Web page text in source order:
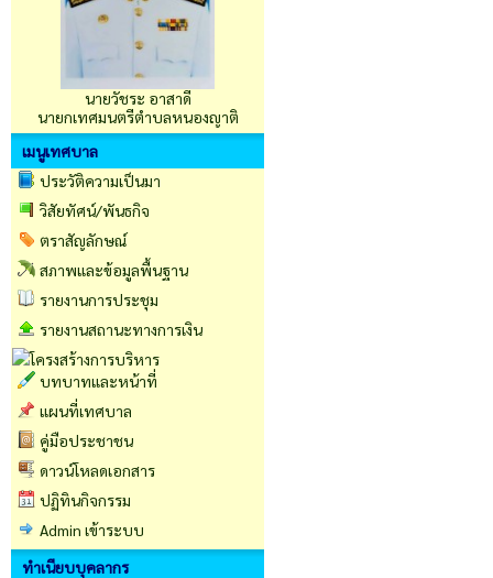
นายวัชระ อาสาดี
นายกเทศมนตรีตำบลหนองญาติ
เมนูเทศบาล
ประวัติความเป็นมา
วิสัยทัศน์/พันธกิจ
ตราสัญลักษณ์
สภาพและข้อมูลพื้นฐาน
รายงานการประชุม
รายงานสถานะทางการเงิน
บทบาทและหน้าที่
แผนที่เทศบาล
คู่มือประชาชน
ดาวน์โหลดเอกสาร
ปฏิทินกิจกรรม
Admin เข้าระบบ
ทำเนียบบุคลากร